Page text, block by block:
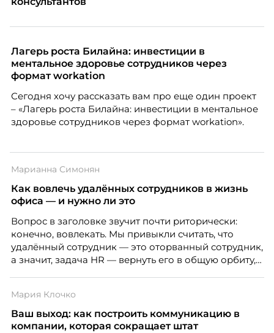
Лагерь роста Билайна: инвестиции в
ментальное здоровье сотрудников через
формат workation
Сегодня хочу рассказать вам про еще один проект
– «Лагерь роста Билайна: инвестиции в ментальное
здоровье сотрудников через формат workation».
Марианна Симонян
Как вовлечь удалённых сотрудников в жизнь
офиса — и нужно ли это
Вопрос в заголовке звучит почти риторически:
конечно, вовлекать. Мы привыкли считать, что
удалённый сотрудник — это оторванный сотрудник,
а значит, задача HR — вернуть его в общую орбиту,
вовлечения, стоит остановиться на неудобном
факте: данные говорят ровно обратное тому, что
подсказывает интуиция. Автор свежего выпуска
Мария Клочко
Ваш выход: как построить коммуникацию в
компании, которая сокращает штат